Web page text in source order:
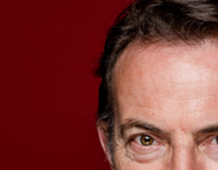
Regisseure
Soloprojekte
Kontakt